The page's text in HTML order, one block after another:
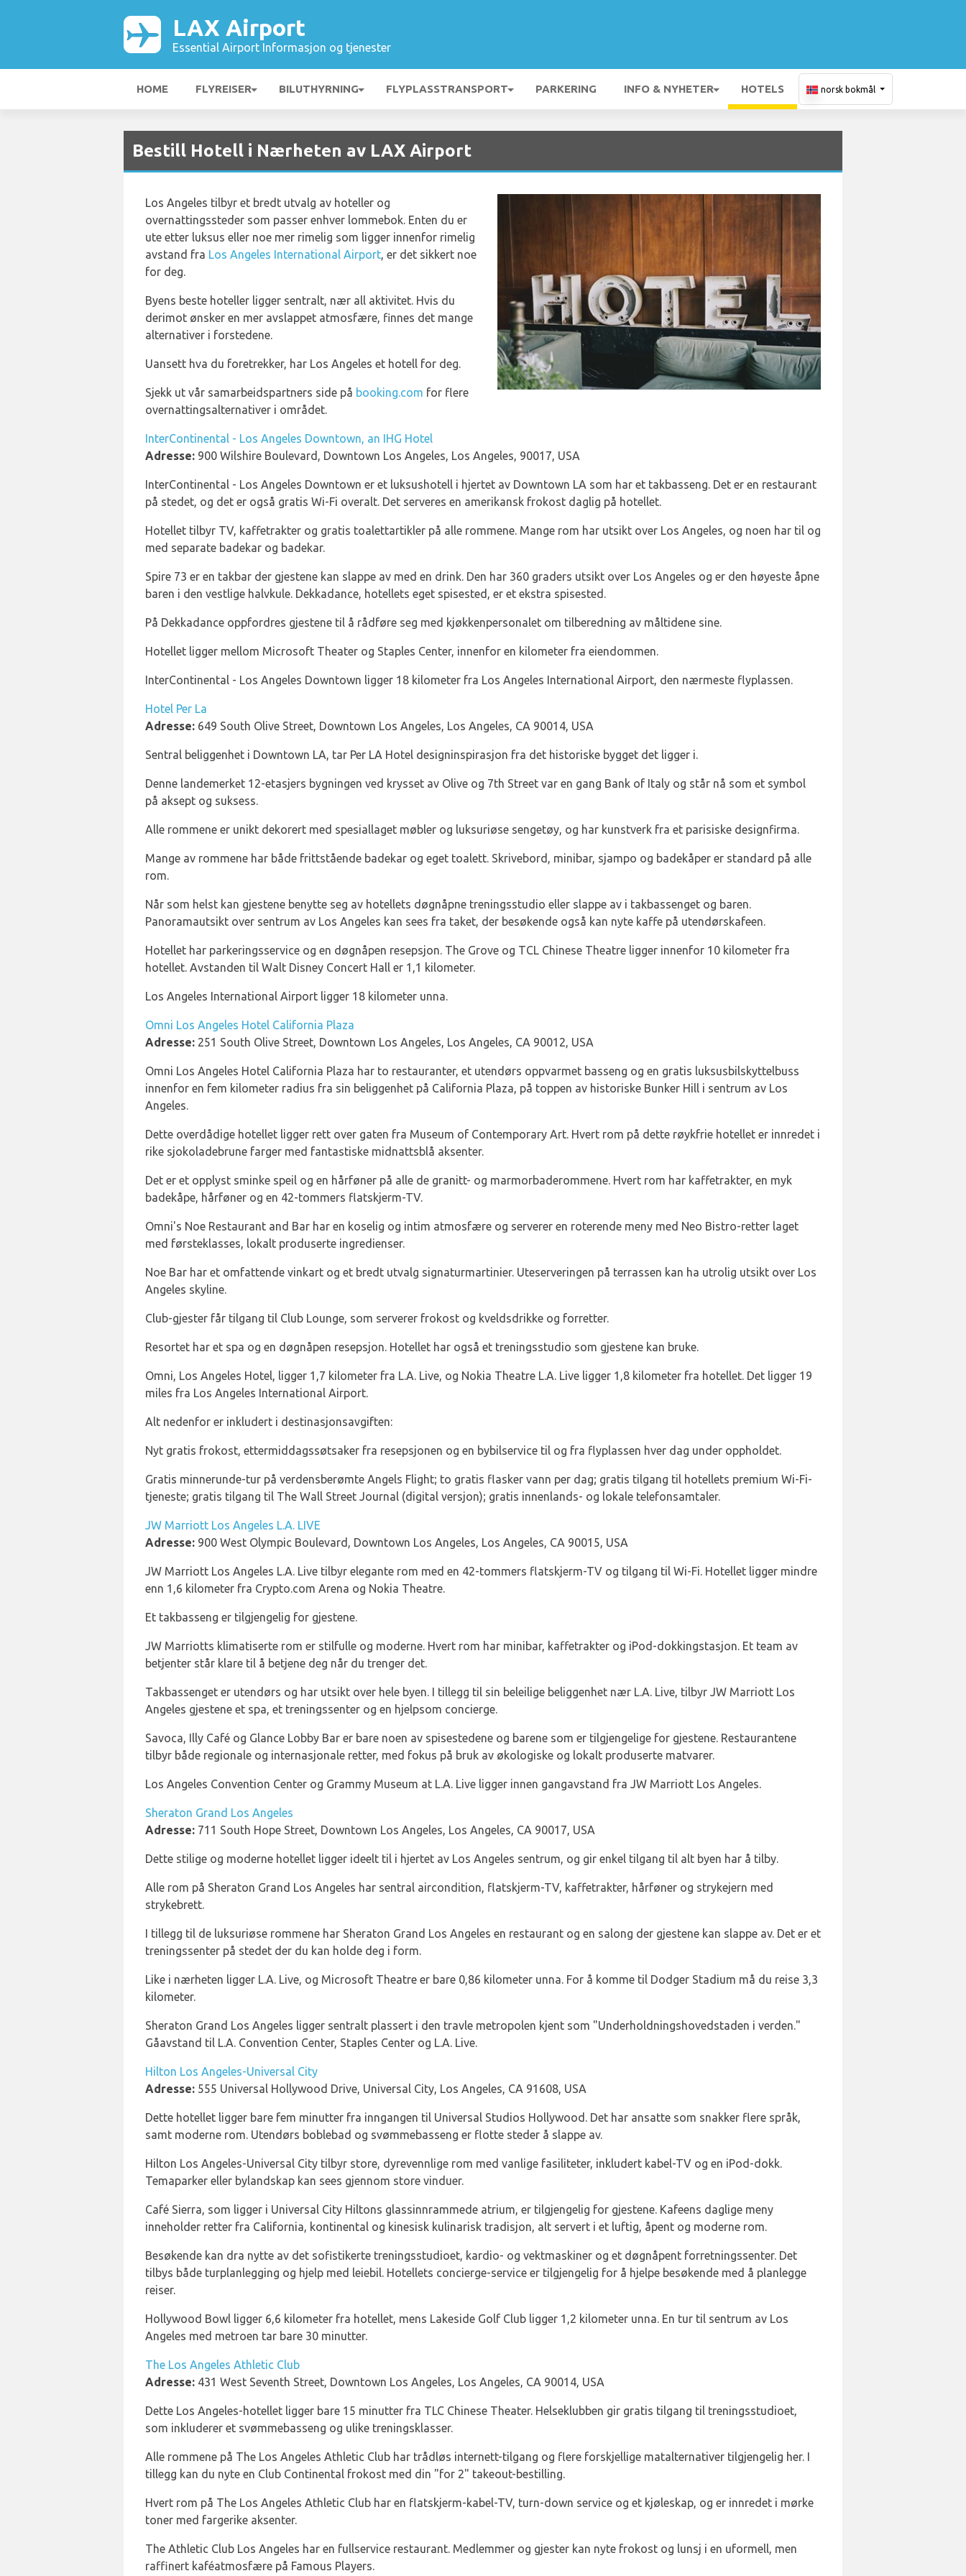
LAX Airport
Essential Airport Informasjon og tjenester
HOME FLYREISER BILUTHYRNING FLYPLASSTRANSPORT PARKERING INFO & NYHETER HOTELS norsk bokmål
Bestill Hotell i Nærheten av LAX Airport
Los Angeles tilbyr et bredt utvalg av hoteller og
overnattingssteder som passer enhver lommebok. Enten du er
ute etter luksus eller noe mer rimelig som ligger innenfor rimelig
avstand fra Los Angeles International Airport, er det sikkert noe
for deg.
Byens beste hoteller ligger sentralt, nær all aktivitet. Hvis du
derimot ønsker en mer avslappet atmosfære, finnes det mange
alternativer i forstedene.
Uansett hva du foretrekker, har Los Angeles et hotell for deg.
Sjekk ut vår samarbeidspartners side på booking.com for flere
overnattingsalternativer i området.
InterContinental - Los Angeles Downtown, an IHG Hotel
Adresse: 900 Wilshire Boulevard, Downtown Los Angeles, Los Angeles, 90017, USA
InterContinental - Los Angeles Downtown er et luksushotell i hjertet av Downtown LA som har et takbasseng. Det er en restaurant
på stedet, og det er også gratis Wi-Fi overalt. Det serveres en amerikansk frokost daglig på hotellet.
Hotellet tilbyr TV, kaffetrakter og gratis toalettartikler på alle rommene. Mange rom har utsikt over Los Angeles, og noen har til og
med separate badekar og badekar.
Spire 73 er en takbar der gjestene kan slappe av med en drink. Den har 360 graders utsikt over Los Angeles og er den høyeste åpne
baren i den vestlige halvkule. Dekkadance, hotellets eget spisested, er et ekstra spisested.
På Dekkadance oppfordres gjestene til å rådføre seg med kjøkkenpersonalet om tilberedning av måltidene sine.
Hotellet ligger mellom Microsoft Theater og Staples Center, innenfor en kilometer fra eiendommen.
InterContinental - Los Angeles Downtown ligger 18 kilometer fra Los Angeles International Airport, den nærmeste flyplassen.
Hotel Per La
Adresse: 649 South Olive Street, Downtown Los Angeles, Los Angeles, CA 90014, USA
Sentral beliggenhet i Downtown LA, tar Per LA Hotel designinspirasjon fra det historiske bygget det ligger i.
Denne landemerket 12-etasjers bygningen ved krysset av Olive og 7th Street var en gang Bank of Italy og står nå som et symbol
på aksept og suksess.
Alle rommene er unikt dekorert med spesiallaget møbler og luksuriøse sengetøy, og har kunstverk fra et parisiske designfirma.
Mange av rommene har både frittstående badekar og eget toalett. Skrivebord, minibar, sjampo og badekåper er standard på alle
rom.
Når som helst kan gjestene benytte seg av hotellets døgnåpne treningsstudio eller slappe av i takbassenget og baren.
Panoramautsikt over sentrum av Los Angeles kan sees fra taket, der besøkende også kan nyte kaffe på utendørskafeen.
Hotellet har parkeringsservice og en døgnåpen resepsjon. The Grove og TCL Chinese Theatre ligger innenfor 10 kilometer fra
hotellet. Avstanden til Walt Disney Concert Hall er 1,1 kilometer.
Los Angeles International Airport ligger 18 kilometer unna.
Omni Los Angeles Hotel California Plaza
Adresse: 251 South Olive Street, Downtown Los Angeles, Los Angeles, CA 90012, USA
Omni Los Angeles Hotel California Plaza har to restauranter, et utendørs oppvarmet basseng og en gratis luksusbilskyttelbuss
innenfor en fem kilometer radius fra sin beliggenhet på California Plaza, på toppen av historiske Bunker Hill i sentrum av Los
Angeles.
Dette overdådige hotellet ligger rett over gaten fra Museum of Contemporary Art. Hvert rom på dette røykfrie hotellet er innredet i
rike sjokoladebrune farger med fantastiske midnattsblå aksenter.
Det er et opplyst sminke speil og en hårføner på alle de granitt- og marmorbaderommene. Hvert rom har kaffetrakter, en myk
badekåpe, hårføner og en 42-tommers flatskjerm-TV.
Omni's Noe Restaurant and Bar har en koselig og intim atmosfære og serverer en roterende meny med Neo Bistro-retter laget
med førsteklasses, lokalt produserte ingredienser.
Noe Bar har et omfattende vinkart og et bredt utvalg signaturmartinier. Uteserveringen på terrassen kan ha utrolig utsikt over Los
Angeles skyline.
Club-gjester får tilgang til Club Lounge, som serverer frokost og kveldsdrikke og forretter.
Resortet har et spa og en døgnåpen resepsjon. Hotellet har også et treningsstudio som gjestene kan bruke.
Omni, Los Angeles Hotel, ligger 1,7 kilometer fra L.A. Live, og Nokia Theatre L.A. Live ligger 1,8 kilometer fra hotellet. Det ligger 19
miles fra Los Angeles International Airport.
Alt nedenfor er inkludert i destinasjonsavgiften:
Nyt gratis frokost, ettermiddagssøtsaker fra resepsjonen og en bybilservice til og fra flyplassen hver dag under oppholdet.
Gratis minnerunde-tur på verdensberømte Angels Flight; to gratis flasker vann per dag; gratis tilgang til hotellets premium Wi-Fi-
tjeneste; gratis tilgang til The Wall Street Journal (digital versjon); gratis innenlands- og lokale telefonsamtaler.
JW Marriott Los Angeles L.A. LIVE
Adresse: 900 West Olympic Boulevard, Downtown Los Angeles, Los Angeles, CA 90015, USA
JW Marriott Los Angeles L.A. Live tilbyr elegante rom med en 42-tommers flatskjerm-TV og tilgang til Wi-Fi. Hotellet ligger mindre
enn 1,6 kilometer fra Crypto.com Arena og Nokia Theatre.
Et takbasseng er tilgjengelig for gjestene.
JW Marriotts klimatiserte rom er stilfulle og moderne. Hvert rom har minibar, kaffetrakter og iPod-dokkingstasjon. Et team av
betjenter står klare til å betjene deg når du trenger det.
Takbassenget er utendørs og har utsikt over hele byen. I tillegg til sin beleilige beliggenhet nær L.A. Live, tilbyr JW Marriott Los
Angeles gjestene et spa, et treningssenter og en hjelpsom concierge.
Savoca, Illy Café og Glance Lobby Bar er bare noen av spisestedene og barene som er tilgjengelige for gjestene. Restaurantene
tilbyr både regionale og internasjonale retter, med fokus på bruk av økologiske og lokalt produserte matvarer.
Los Angeles Convention Center og Grammy Museum at L.A. Live ligger innen gangavstand fra JW Marriott Los Angeles.
Sheraton Grand Los Angeles
Adresse: 711 South Hope Street, Downtown Los Angeles, Los Angeles, CA 90017, USA
Dette stilige og moderne hotellet ligger ideelt til i hjertet av Los Angeles sentrum, og gir enkel tilgang til alt byen har å tilby.
Alle rom på Sheraton Grand Los Angeles har sentral aircondition, flatskjerm-TV, kaffetrakter, hårføner og strykejern med
strykebrett.
I tillegg til de luksuriøse rommene har Sheraton Grand Los Angeles en restaurant og en salong der gjestene kan slappe av. Det er et
treningssenter på stedet der du kan holde deg i form.
Like i nærheten ligger L.A. Live, og Microsoft Theatre er bare 0,86 kilometer unna. For å komme til Dodger Stadium må du reise 3,3
kilometer.
Sheraton Grand Los Angeles ligger sentralt plassert i den travle metropolen kjent som "Underholdningshovedstaden i verden."
Gåavstand til L.A. Convention Center, Staples Center og L.A. Live.
Hilton Los Angeles-Universal City
Adresse: 555 Universal Hollywood Drive, Universal City, Los Angeles, CA 91608, USA
Dette hotellet ligger bare fem minutter fra inngangen til Universal Studios Hollywood. Det har ansatte som snakker flere språk,
samt moderne rom. Utendørs boblebad og svømmebasseng er flotte steder å slappe av.
Hilton Los Angeles-Universal City tilbyr store, dyrevennlige rom med vanlige fasiliteter, inkludert kabel-TV og en iPod-dokk.
Temaparker eller bylandskap kan sees gjennom store vinduer.
Café Sierra, som ligger i Universal City Hiltons glassinnrammede atrium, er tilgjengelig for gjestene. Kafeens daglige meny
inneholder retter fra California, kontinental og kinesisk kulinarisk tradisjon, alt servert i et luftig, åpent og moderne rom.
Besøkende kan dra nytte av det sofistikerte treningsstudioet, kardio- og vektmaskiner og et døgnåpent forretningssenter. Det
tilbys både turplanlegging og hjelp med leiebil. Hotellets concierge-service er tilgjengelig for å hjelpe besøkende med å planlegge
reiser.
Hollywood Bowl ligger 6,6 kilometer fra hotellet, mens Lakeside Golf Club ligger 1,2 kilometer unna. En tur til sentrum av Los
Angeles med metroen tar bare 30 minutter.
The Los Angeles Athletic Club
Adresse: 431 West Seventh Street, Downtown Los Angeles, Los Angeles, CA 90014, USA
Dette Los Angeles-hotellet ligger bare 15 minutter fra TLC Chinese Theater. Helseklubben gir gratis tilgang til treningsstudioet,
som inkluderer et svømmebasseng og ulike treningsklasser.
Alle rommene på The Los Angeles Athletic Club har trådløs internett-tilgang og flere forskjellige matalternativer tilgjengelig her. I
tillegg kan du nyte en Club Continental frokost med din "for 2" takeout-bestilling.
Hvert rom på The Los Angeles Athletic Club har en flatskjerm-kabel-TV, turn-down service og et kjøleskap, og er innredet i mørke
toner med fargerike aksenter.
The Athletic Club Los Angeles har en fullservice restaurant. Medlemmer og gjester kan nyte frokost og lunsj i en uformell, men
raffinert kaféatmosfære på Famous Players.